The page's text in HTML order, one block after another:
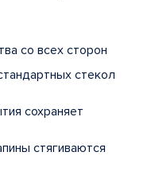
со всех сторон
стекол
сохраняет
стягиваются